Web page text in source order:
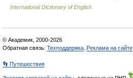
International Dictionary of English
© Академик, 2000-2026
Обратная связь: Техподдержка Реклама на сайте
👣 Путешествия